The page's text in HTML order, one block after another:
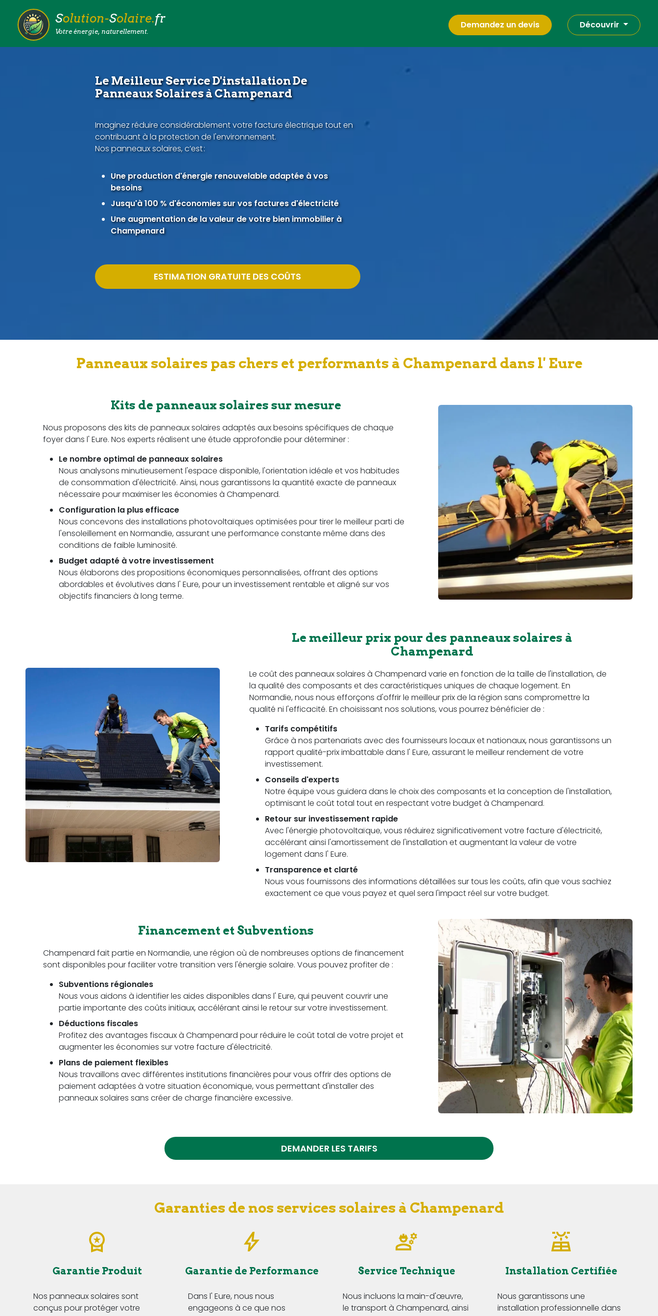
Solution-Solaire.fr
Votre énergie, naturellement.
Demandez un devis Découvrir
Le Meilleur Service D'installation De
Panneaux Solaires à Champenard
Imaginez réduire considérablement votre facture électrique tout en
contribuant à la protection de l'environnement.
Nos panneaux solaires, c’est :
Une production d'énergie renouvelable adaptée à vos
besoins
Jusqu'à 100 % d'économies sur vos factures d'électricité
Une augmentation de la valeur de votre bien immobilier à
Champenard
ESTIMATION GRATUITE DES COÛTS
Panneaux solaires pas chers et performants à Champenard dans l' Eure
Kits de panneaux solaires sur mesure
Nous proposons des kits de panneaux solaires adaptés aux besoins spécifiques de chaque
foyer dans l' Eure. Nos experts réalisent une étude approfondie pour déterminer :
Le nombre optimal de panneaux solaires
Nous analysons minutieusement l'espace disponible, l'orientation idéale et vos habitudes
de consommation d'électricité. Ainsi, nous garantissons la quantité exacte de panneaux
nécessaire pour maximiser les économies à Champenard.
Configuration la plus efficace
Nous concevons des installations photovoltaïques optimisées pour tirer le meilleur parti de
l'ensoleillement en Normandie, assurant une performance constante même dans des
conditions de faible luminosité.
Budget adapté à votre investissement
Nous élaborons des propositions économiques personnalisées, offrant des options
abordables et évolutives dans l' Eure, pour un investissement rentable et aligné sur vos
objectifs financiers à long terme.
Le meilleur prix pour des panneaux solaires à
Champenard
Le coût des panneaux solaires à Champenard varie en fonction de la taille de l'installation, de
la qualité des composants et des caractéristiques uniques de chaque logement. En
Normandie, nous nous efforçons d'offrir le meilleur prix de la région sans compromettre la
qualité ni l'efficacité. En choisissant nos solutions, vous pourrez bénéficier de :
Tarifs compétitifs
Grâce à nos partenariats avec des fournisseurs locaux et nationaux, nous garantissons un
rapport qualité-prix imbattable dans l' Eure, assurant le meilleur rendement de votre
investissement.
Conseils d'experts
Notre équipe vous guidera dans le choix des composants et la conception de l'installation,
optimisant le coût total tout en respectant votre budget à Champenard.
Retour sur investissement rapide
Avec l'énergie photovoltaïque, vous réduirez significativement votre facture d'électricité,
accélérant ainsi l'amortissement de l'installation et augmentant la valeur de votre
logement dans l' Eure.
Transparence et clarté
Nous vous fournissons des informations détaillées sur tous les coûts, afin que vous sachiez
exactement ce que vous payez et quel sera l'impact réel sur votre budget.
Financement et Subventions
Champenard fait partie en Normandie, une région où de nombreuses options de financement
sont disponibles pour faciliter votre transition vers l'énergie solaire. Vous pouvez profiter de :
Subventions régionales
Nous vous aidons à identifier les aides disponibles dans l' Eure, qui peuvent couvrir une
partie importante des coûts initiaux, accélérant ainsi le retour sur votre investissement.
Déductions fiscales
Profitez des avantages fiscaux à Champenard pour réduire le coût total de votre projet et
augmenter les économies sur votre facture d'électricité.
Plans de paiement flexibles
Nous travaillons avec différentes institutions financières pour vous offrir des options de
paiement adaptées à votre situation économique, vous permettant d'installer des
panneaux solaires sans créer de charge financière excessive.
DEMANDER LES TARIFS
Garanties de nos services solaires à Champenard
Garantie Produit
Nos panneaux solaires sont
conçus pour protéger votre
Garantie de Performance
Dans l' Eure, nous nous
engageons à ce que nos
Service Technique
Nous incluons la main-d'œuvre,
le transport à Champenard, ainsi
Installation Certifiée
Nous garantissons une
installation professionnelle dans